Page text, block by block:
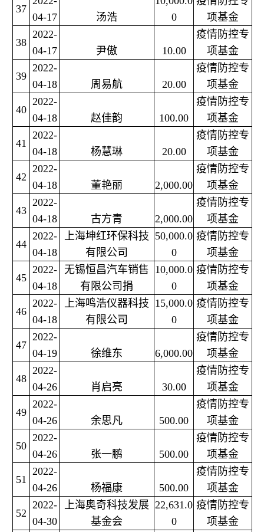
37
04-17
汤浩
0
项基金
38
2022-
04-17
尹傲 10.00
疫情防控专
项基金
39
2022-
04-18
周易航 20.00
疫情防控专
项基金
40
2022-
04-18
赵佳韵 100.00
疫情防控专
项基金
41
2022-
04-18
杨慧琳 20.00
疫情防控专
项基金
42
2022-
04-18
董艳丽 2,000.00
疫情防控专
项基金
43
2022-
04-18
古方青 2,000.00
疫情防控专
项基金
44
2022-
04-18
上海坤红环保科技
有限公司
50,000.0
0
疫情防控专
项基金
45
2022-
04-18
无锡恒昌汽车销售
有限公司捐
10,000.0
0
疫情防控专
项基金
46
2022-
04-18
上海鸣浩仪器科技
有限公司
15,000.0
0
疫情防控专
项基金
47
2022-
04-19
徐维东 6,000.00
疫情防控专
项基金
48
2022-
04-26
肖启亮 30.00
疫情防控专
项基金
49
2022-
04-26
余思凡 500.00
疫情防控专
项基金
50
2022-
04-26
张一鹏 500.00
疫情防控专
项基金
51
2022-
04-26
杨福康 500.00
疫情防控专
项基金
52
2022-
04-30
上海奥奇科技发展
基金会
22,631.0
0
疫情防控专
项基金